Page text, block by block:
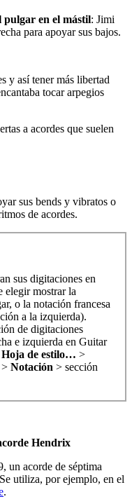
en el mástil: Jimi
para apoyar sus bajos.
y así tener más libertad
tocar arpegios
a acordes que suelen
sus bends y vibratos o
de acordes.
sus digitaciones en
elegir mostrar la
o la notación francesa
a la izquierda).
de digitaciones
e izquierda en Guitar
Hoja de estilo… >
> Notación > sección
Hendrix
un acorde de séptima
utiliza, por ejemplo, en el
.